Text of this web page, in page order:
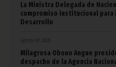
La Ministra Delegada de
compromiso institucional para
Desarrollo
agosto 07, 2026
Milagrosa Obono Angue
despacho de la Agencia